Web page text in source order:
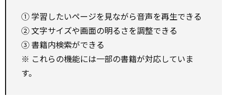
① 学習したいページを見ながら音声を再生できる
② 文字サイズや画面の明るさを調整できる
③ 書籍内検索ができる
※ これらの機能には一部の書籍が対応していま
す。